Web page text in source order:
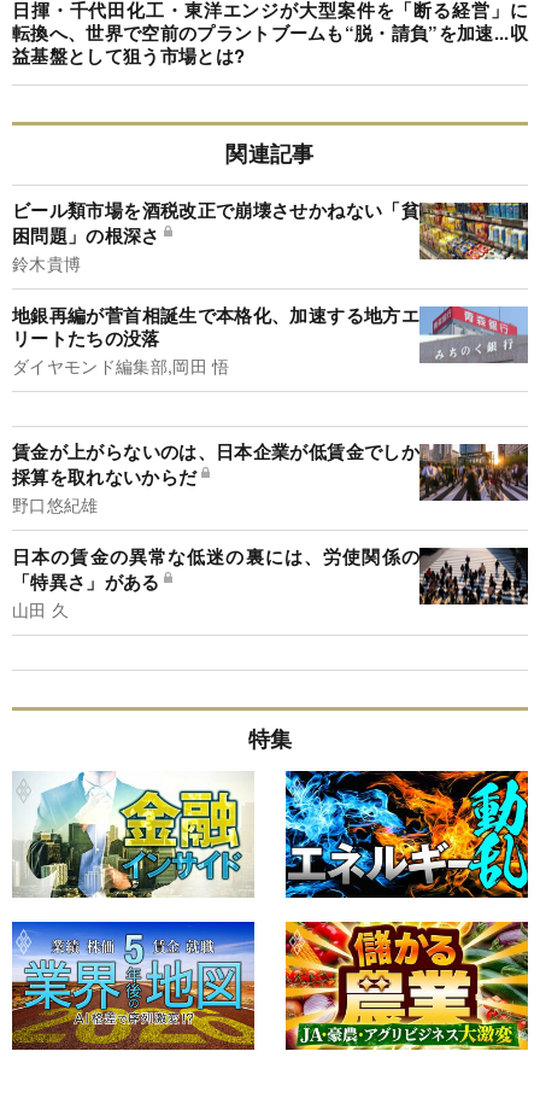
日揮・千代田化工・東洋エンジが大型案件を「断る経営」に
転換へ、世界で空前のプラントブームも“脱・請負”を加速...収
益基盤として狙う市場とは?
関連記事
ビール類市場を酒税改正で崩壊させかねない「貧
困問題」の根深さ
鈴木貴博
地銀再編が菅首相誕生で本格化、加速する地方エ
リートたちの没落
ダイヤモンド編集部,岡田 悟
賃金が上がらないのは、日本企業が低賃金でしか
採算を取れないからだ
野口悠紀雄
日本の賃金の異常な低迷の裏には、労使関係の
「特異さ」がある
山田 久
特集